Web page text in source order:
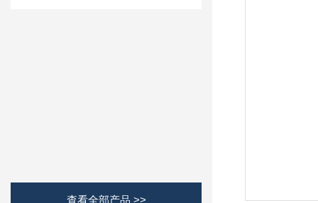
查看全部产品 >>